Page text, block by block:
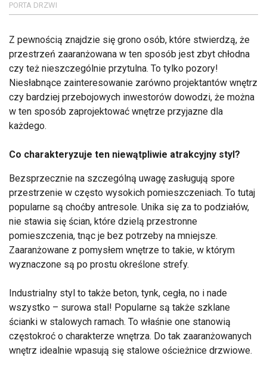
PORTA DRZWI
Z pewnością znajdzie się grono osób, które stwierdzą, że
przestrzeń zaaranżowana w ten sposób jest zbyt chłodna
czy też nieszczególnie przytulna. To tylko pozory!
Niesłabnące zainteresowanie zarówno projektantów wnętrz
czy bardziej przebojowych inwestorów dowodzi, że można
w ten sposób zaprojektować wnętrze przyjazne dla
każdego.
Co charakteryzuje ten niewątpliwie atrakcyjny styl?
Bezsprzecznie na szczególną uwagę zasługują spore
przestrzenie w często wysokich pomieszczeniach. To tutaj
popularne są choćby antresole. Unika się za to podziałów,
nie stawia się ścian, które dzielą przestronne
pomieszczenia, tnąc je bez potrzeby na mniejsze.
Zaaranżowane z pomysłem wnętrze to takie, w którym
wyznaczone są po prostu określone strefy.
Industrialny styl to także beton, tynk, cegła, no i nade
wszystko – surowa stal! Popularne są także szklane
ścianki w stalowych ramach. To właśnie one stanowią
częstokroć o charakterze wnętrza. Do tak zaaranżowanych
wnętrz idealnie wpasują się stalowe ościeżnice drzwiowe.